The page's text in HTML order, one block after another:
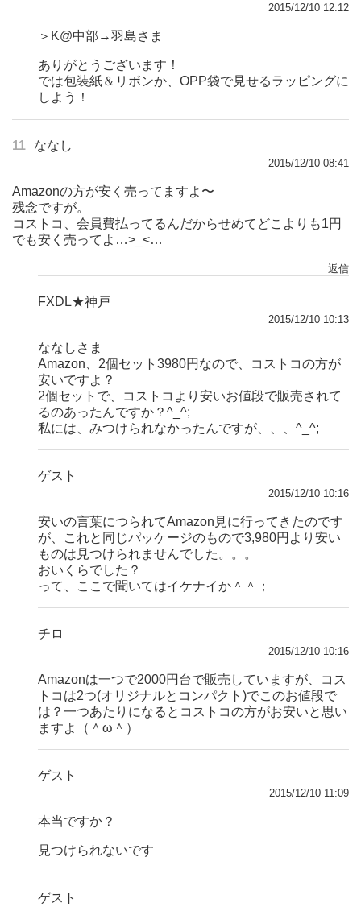
2015/12/10 12:12
＞K@中部→羽島さま
ありがとうございます！
では包装紙＆リボンか、OPP袋で見せるラッピングに
しよう！
11 ななし
2015/12/10 08:41
Amazonの方が安く売ってますよ〜
残念ですが。
コストコ、会員費払ってるんだからせめてどこよりも1円
でも安く売ってよ…>_<…
返信
FXDL★神戸
2015/12/10 10:13
ななしさま
Amazon、2個セット3980円なので、コストコの方が
安いですよ？
2個セットで、コストコより安いお値段で販売されて
るのあったんですか？^_^;
私には、みつけられなかったんですが、、、^_^;
ゲスト
2015/12/10 10:16
安いの言葉につられてAmazon見に行ってきたのです
が、これと同じパッケージのもので3,980円より安い
ものは見つけられませんでした。。。
おいくらでした？
って、ここで聞いてはイケナイか＾＾；
チロ
2015/12/10 10:16
Amazonは一つで2000円台で販売していますが、コス
トコは2つ(オリジナルとコンパクト)でこのお値段で
は？一つあたりになるとコストコの方がお安いと思い
ますよ（＾ω＾）
ゲスト
2015/12/10 11:09
本当ですか？
見つけられないです
ゲスト